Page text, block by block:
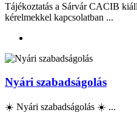
Tájékoztatás a Sárvár CACIB
kérelmekkel kapcsolatban ...
Nyári szabadságolás
☀️ Nyári szabadságolás ☀️ ...